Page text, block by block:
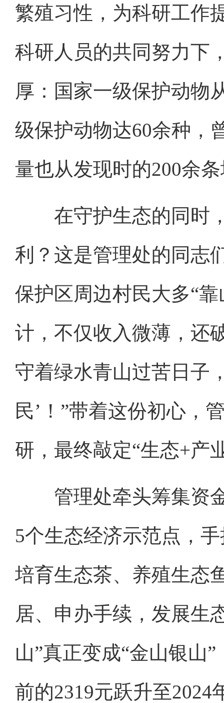
繁殖习性，为科研工作
科研人员的共同努力下
厚：国家一级保护动物
级保护动物达60余种，
量也从发现时的200余
在守护生态的同时，
利？这是管理处的同志
保护区周边村民大多“
计，不仅收入微薄，还
守着绿水青山过苦日子
民’！”带着这份初心，
研，最终敲定“生态+产
管理处牵头筹集资金
5个生态经济示范点，
培育生态茶、养殖生态
居、申办手续，发展生
山”真正变成“金山银山
前的2319元跃升至